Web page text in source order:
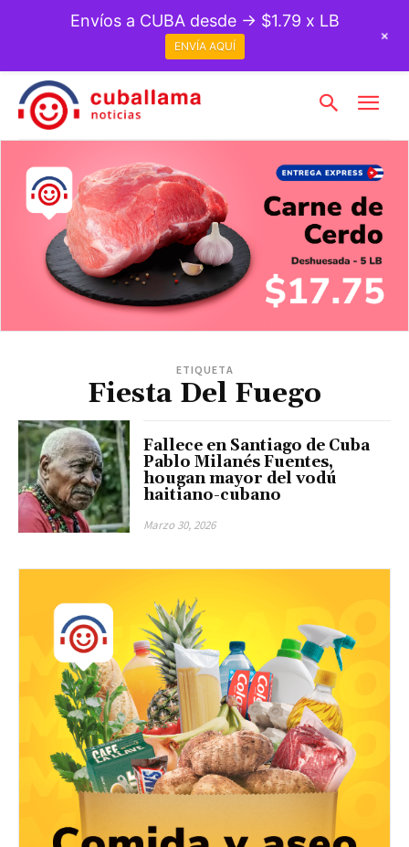
ETIQUETA
Fiesta Del Fuego
Fallece en Santiago de Cuba
Pablo Milanés Fuentes,
hougan mayor del vodú
haitiano-cubano
Marzo 30, 2026
Envíos a CUBA desde → $1.79 x LB
ENVÍA AQUÍ
+